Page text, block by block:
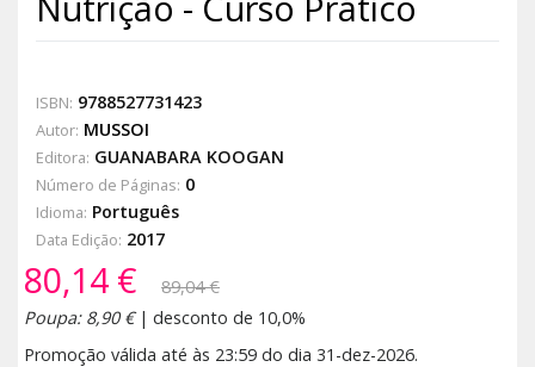
ISBN: 9788527731423
Autor: MUSSOI
Editora: GUANABARA KOOGAN
Número de Páginas: 0
Idioma: Português
Data Edição: 2017
80,14 €
89,04 €
Poupa: 8,90 €| desconto de 10,0%
Promoção válida até às 23:59 do dia 31-dez-2026.